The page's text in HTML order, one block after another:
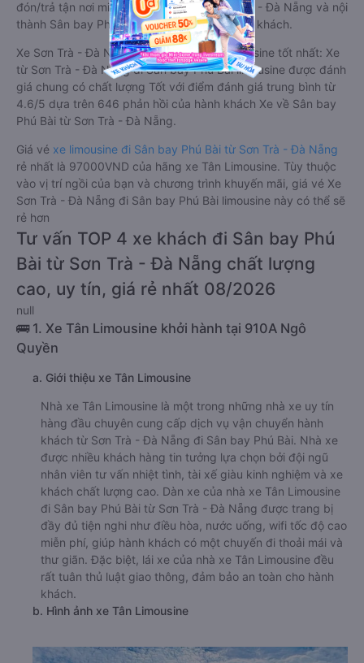
đón/trả tận nơi miễn phí tại nội thành Sơn Trà - Đà Nẵng và nội
thành Sân bay Phú Bài, rất thuận tiện cho du khách.
Xe Sơn Trà - Đà Nẵng Sân bay Phú Bài limousine tốt nhất: Xe
từ Sơn Trà - Đà Nẵng đi Sân bay Phú Bài limousine được đánh
giá chung có chất lượng Tốt với điểm đánh giá trung bình từ
4.6/5 dựa trên 646 phản hồi của hành khách Xe về Sân bay
Phú Bài từ Sơn Trà - Đà Nẵng.
Giá vé xe limousine đi Sân bay Phú Bài từ Sơn Trà - Đà Nẵng
rẻ nhất là 97000VND của hãng xe Tân Limousine. Tùy thuộc
vào vị trí ngồi của bạn và chương trình khuyến mãi, giá vé Xe
Sơn Trà - Đà Nẵng đi Sân bay Phú Bài limousine này có thể sẽ
rẻ hơn
Tư vấn TOP 4 xe khách đi Sân bay Phú
Bài từ Sơn Trà - Đà Nẵng chất lượng
cao, uy tín, giá rẻ nhất 08/2026
null
🚌 1. Xe Tân Limousine khởi hành tại 910A Ngô
Quyền
a. Giới thiệu xe Tân Limousine
Nhà xe Tân Limousine là một trong những nhà xe uy tín
hàng đầu chuyên cung cấp dịch vụ vận chuyển hành
khách từ Sơn Trà - Đà Nẵng đi Sân bay Phú Bài. Nhà xe
được nhiều khách hàng tin tưởng lựa chọn bởi đội ngũ
nhân viên tư vấn nhiệt tình, tài xế giàu kinh nghiệm và xe
khách chất lượng cao. Dàn xe của nhà xe Tân Limousine
đi Sân bay Phú Bài từ Sơn Trà - Đà Nẵng được trang bị
đầy đủ tiện nghi như điều hòa, nước uống, wifi tốc độ cao
miễn phí, giúp hành khách có một chuyến đi thoải mái và
thư giãn. Đặc biệt, lái xe của nhà xe Tân Limousine đều
rất tuân thủ luật giao thông, đảm bảo an toàn cho hành
khách.
b. Hình ảnh xe Tân Limousine